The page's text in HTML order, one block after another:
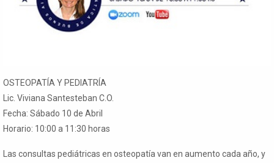
OSTEOPATÍA Y PEDIATRÍA
Lic. Viviana Santesteban C.O.
Fecha: Sábado 10 de Abril
Horario: 10:00 a 11:30 horas
Las consultas pediátricas en osteopatía van en aumento cada año, y